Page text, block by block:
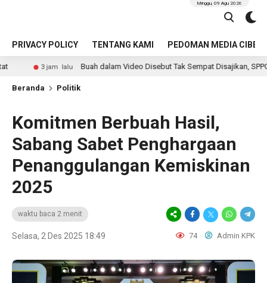
PRIVACY POLICY TENTANG KAMI PEDOMAN MEDIA CIBER
Minggu, 09 Agu 2026
lalu Buah dalam Video Disebut Tak Sempat Disajikan, SPPG 3 Lahusa
Beranda Politik
Komitmen Berbuah Hasil,
Sabang Sabet Penghargaan
Penanggulangan Kemiskinan
2025
waktu baca 2 menit
Selasa, 2 Des 2025 18:49 74 Admin KPK